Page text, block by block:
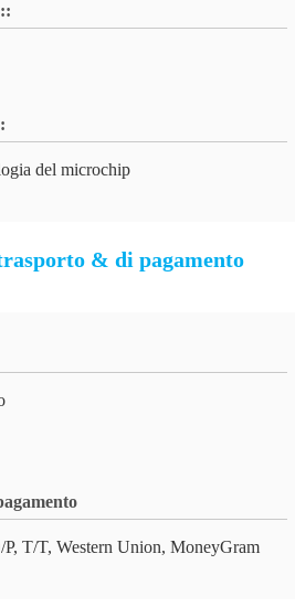
del microchip
& di pagamento
T/T, Western Union, MoneyGram